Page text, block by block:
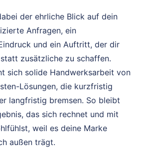
der ehrliche Blick auf dein
Anfragen, ein
und ein Auftritt, der dir
zusätzliche zu schaffen.
sich solide Handwerksarbeit von
Lösungen, die kurzfristig
langfristig bremsen. So bleibt
das sich rechnet und mit
weil es deine Marke
außen trägt.